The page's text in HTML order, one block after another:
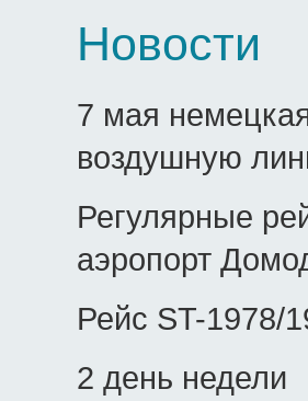
Новости
7 мая
воздушную
Регулярные
аэропорт
Рейс ST-1978/
2 день недели